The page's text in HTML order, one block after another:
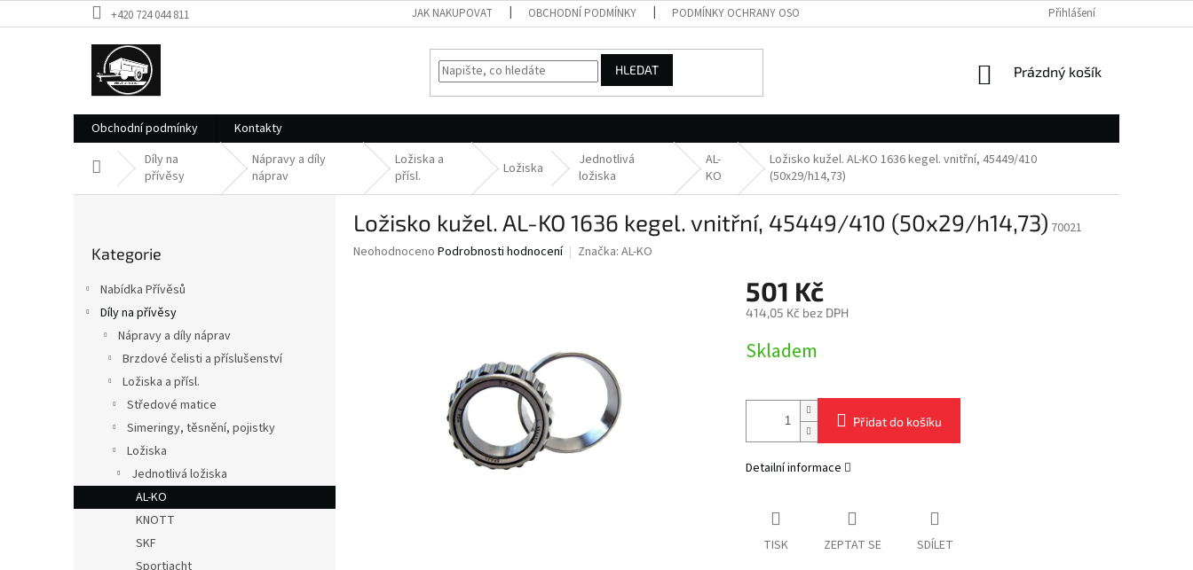
na
+420 724 044 811 JAK NAKUPOVAT OBCHODNÍ PODMÍNKY PODMÍNKY OCHRANY OSOBNÍCH ÚDAJŮ Přihlášení
HLEDAT
NÁKUPNÍ
Prázdný košík
Obchodní podmínky Kontakty
Domů Díly na
přívěsy
Nápravy a díly
náprav
Ložiska a
přísl.
Ložiska
Jednotlivá
ložiska
AL-
KO
Ložisko kužel. AL-KO 1636 kegel. vnitřní, 45449/410
(50x29/h14,73)
kategorie
Kategorie
Nabídka Přívěsů
Díly na přívěsy
Nápravy a díly náprav
Brzdové čelisti a příslušenství
Ložiska a přísl.
Středové matice
Simeringy, těsnění, pojistky
Ložiska
Jednotlivá ložiska
AL-KO
KNOTT
SKF
Sportjacht
Ložisko kužel. AL-KO 1636 kegel. vnitřní, 45449/410 (50x29/h14,73) 70021
Průměrné
Neohodnoceno Podrobnosti hodnocení Značka: AL-KO
501 Kč
414,05 Kč bez DPH
cena:
Skladem
Přidat do košíku
Detailní informace
TISK ZEPTAT SE SDÍLET